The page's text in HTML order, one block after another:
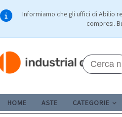
Informiamo che gli uffici di Abilio
compresi.
HOME ASTE CATEGORIE